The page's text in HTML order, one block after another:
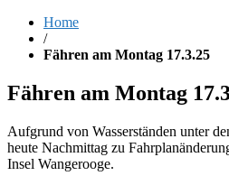
Home
/
Fähren am Montag 17.3.25
Fähren am Montag
Aufgrund von Wasserständen unter
heute Nachmittag zu
Insel Wangerooge.